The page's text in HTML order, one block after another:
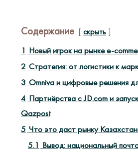
Содержание скрыть
1 Новый игрок на рынке e-
2 Стратегия: от логистики к
3 Omniva и цифровые решения
4 Партнёрства с JD.com и
Qazpost
5 Что это даст рынку
5.1 Вывод: национальный